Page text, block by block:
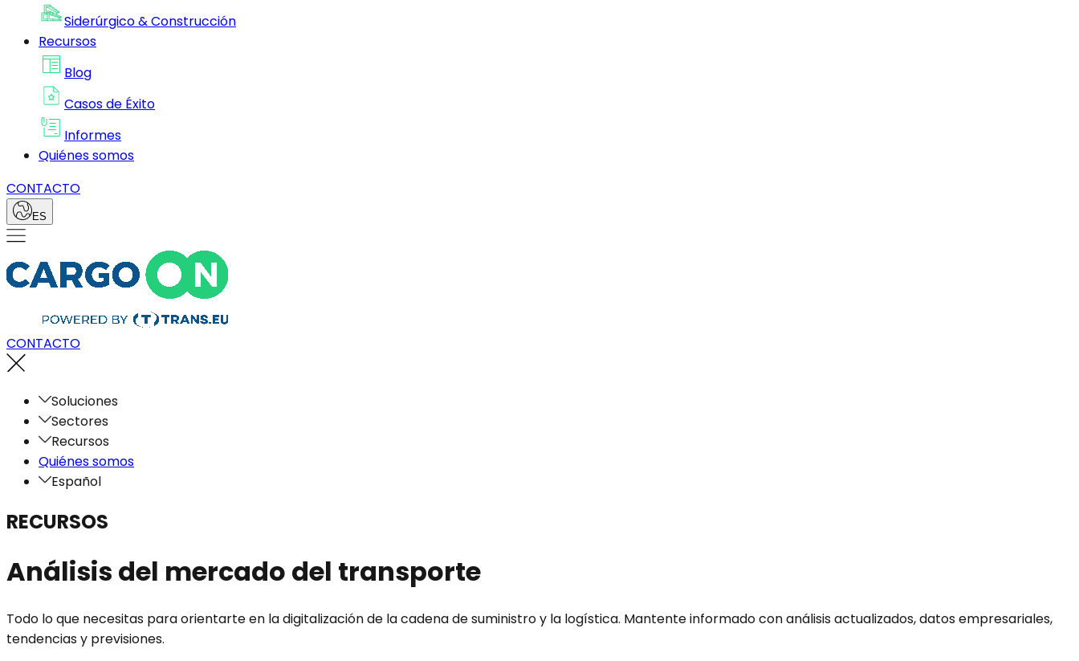
Siderúrgico & Construcción
Recursos
Blog
Casos de Éxito
Informes
Quiénes somos
CONTACTO
ES
CONTACTO
Soluciones
Sectores
Recursos
Quiénes somos
Español
RECURSOS
Análisis del mercado del transporte
Todo lo que necesitas para orientarte en la digitalización de la cadena de suministro y la logística. Mantente informado con análisis actualizados, datos empresariales,
tendencias y previsiones.